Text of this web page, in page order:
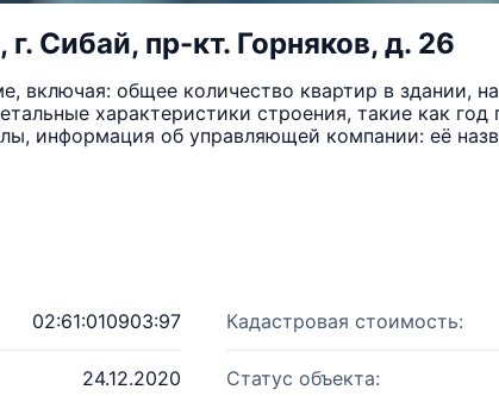
Сибай, пр-кт. Горняков, д. 26
общее количество квартир в здании,
характеристики строения, такие как год
информация об управляющей компании: её
02:61:010903:97 Кадастровая стоимость:
24.12.2020 Статус объекта: